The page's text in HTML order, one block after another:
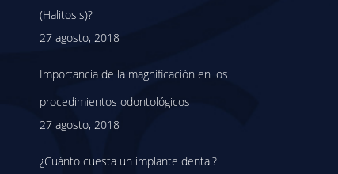
(Halitosis)?
27 agosto, 2018
Importancia de la magnificación en los
procedimientos odontológicos
27 agosto, 2018
¿Cuánto cuesta un implante dental?